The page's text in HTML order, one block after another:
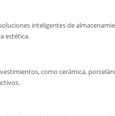
inteligentes de
estética.
como cerámica,